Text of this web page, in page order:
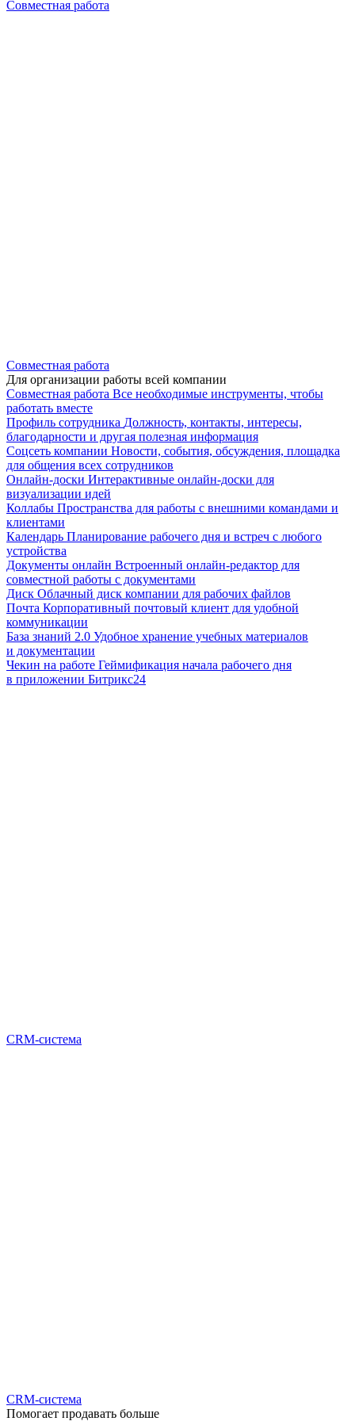
Совместная работа
Совместная работа
Для организации работы всей компании
Совместная работа Все необходимые инструменты, чтобы
работать вместе
Профиль сотрудника Должность, контакты, интересы,
благодарности и другая полезная информация
Соцсеть компании Новости, события, обсуждения, площадка
для общения всех сотрудников
Онлайн-доски Интерактивные онлайн-доски для
визуализации идей
Коллабы Пространства для работы с внешними командами и
клиентами
Календарь Планирование рабочего дня и встреч с любого
устройства
Документы онлайн Встроенный онлайн-редактор для
совместной работы с документами
Диск Облачный диск компании для рабочих файлов
Почта Корпоративный почтовый клиент для удобной
коммуникации
База знаний 2.0 Удобное хранение учебных материалов
и документации
Чекин на работе Геймификация начала рабочего дня
в приложении Битрикс24
CRM-система
CRM-система
Помогает продавать больше